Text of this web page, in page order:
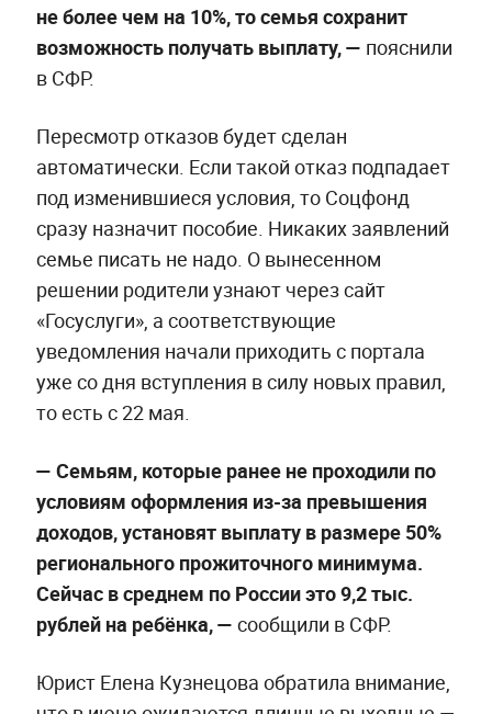
не более чем на 10%, то семья сохранит
возможность получать выплату,— пояснили
в СФР.
Пересмотр отказов будет сделан
автоматически. Если такой отказ подпадает
под изменившиеся условия, то Соцфонд
сразу назначит пособие. Никаких заявлений
семье писать не надо. О вынесенном
решении родители узнают через сайт
«Госуслуги», а соответствующие
уведомления начали приходить с портала
уже со дня вступления в силу новых правил,
то есть с 22 мая.
— Семьям, которые ранее не проходили по
условиям оформления из-за превышения
доходов, установят выплату в размере 50%
регионального прожиточного минимума.
Сейчас в среднем по России это 9,2 тыс.
рублей на ребёнка, — сообщили в СФР.
Юрист Елена Кузнецова обратила внимание,